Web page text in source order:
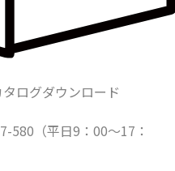
タログダウンロード
580 （平日9：00〜17：